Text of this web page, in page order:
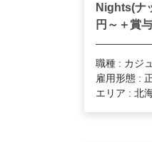
Nights(ナ
円～＋賞
職種 : カジ
雇用形態 :
エリア : 北